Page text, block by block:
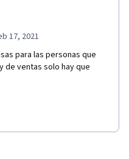
17, 2021
para las personas que
de ventas solo hay que